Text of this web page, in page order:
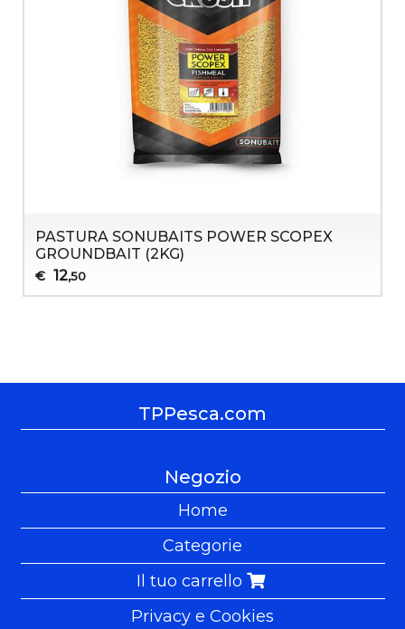
PASTURA SONUBAITS POWER SCOPEX
GROUNDBAIT (2KG)
€ 12,50
TPPesca.com
Negozio
Home
Categorie
Il tuo carrello
Privacy e Cookies